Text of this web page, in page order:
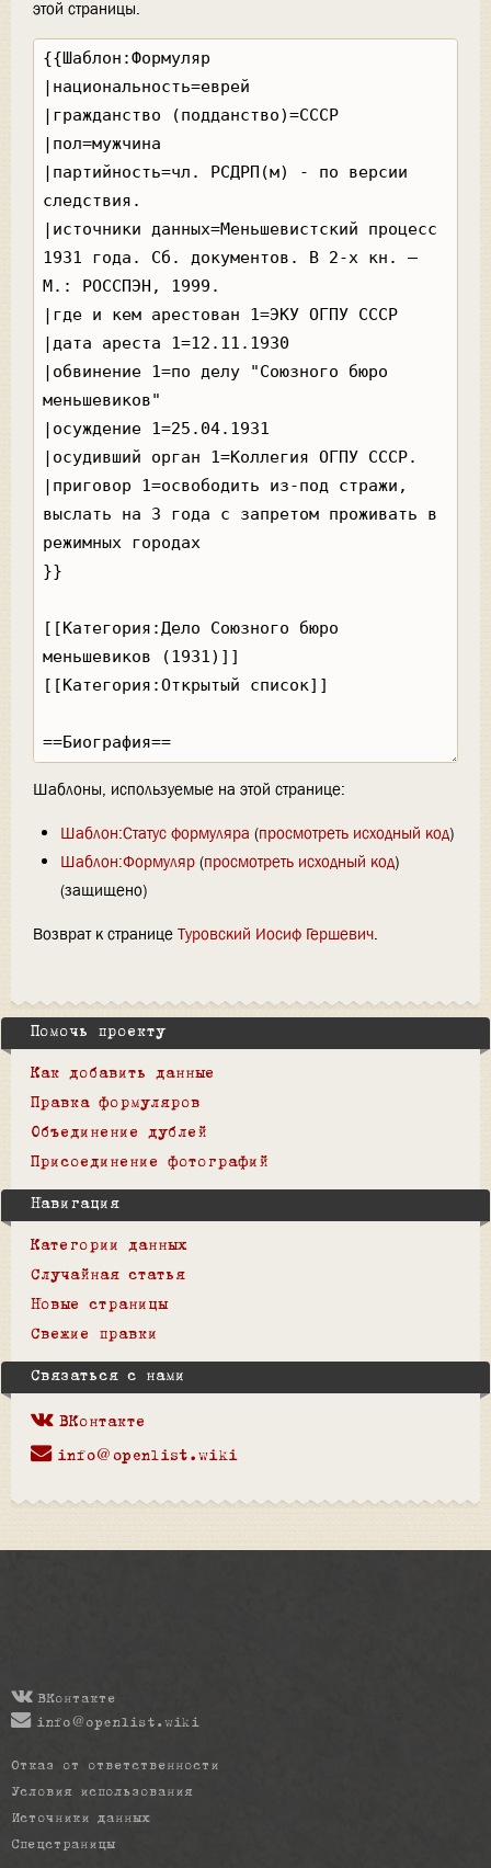
этой страницы.
Шаблоны, используемые на этой странице:
Шаблон:Статус формуляра (просмотреть исходный код)
Шаблон:Формуляр(просмотреть исходный код)
(защищено)
Возврат к странице Туровский Иосиф Гершевич.
Помочь проекту
Как добавить данные
Правка формуляров
Объединение дублей
Присоединение фотографий
Навигация
Категории данных
Случайная статья
Новые страницы
Свежие правки
Связаться с нами
ВКонтакте
info@openlist.wiki
ВКонтакте
info@openlist.wiki
Отказ от ответственности
Условия использования
Источники данных
Спецстраницы